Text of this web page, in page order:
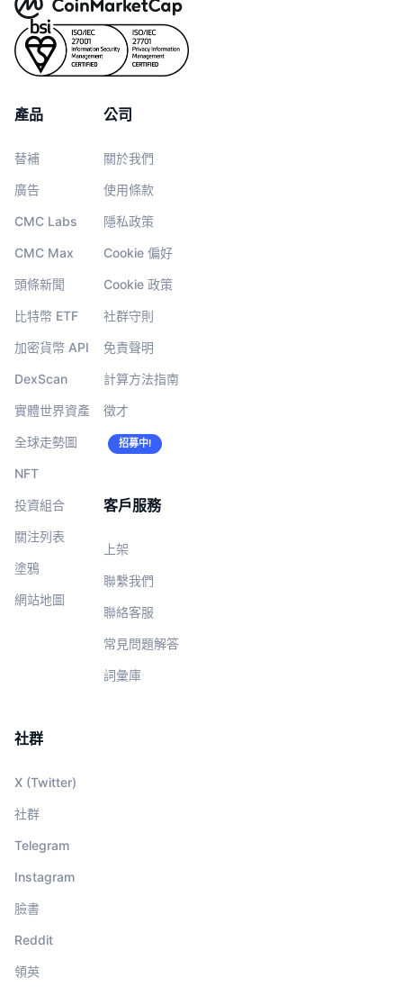
產品
替補
廣告
CMC Labs
CMC Max
頭條新聞
比特幣 ETF
加密貨幣 API
DexScan
實體世界資產
全球走勢圖
NFT
投資組合
關注列表
塗鴉
網站地圖
公司
關於我們
使用條款
隱私政策
Cookie 偏好
Cookie 政策
社群守則
免責聲明
計算方法指南
徵才
招募中!
客戶服務
上架
聯繫我們
聯絡客服
常見問題解答
詞彙庫
社群
X (Twitter)
社群
Telegram
Instagram
臉書
Reddit
領英